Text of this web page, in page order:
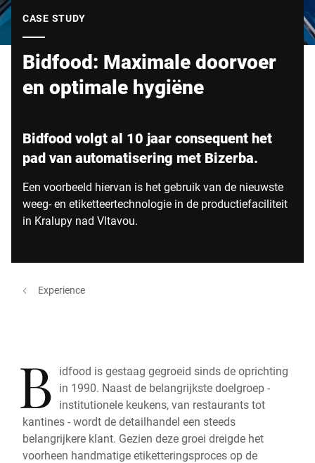
CASE STUDY
Bidfood: Maximale doorvoer
en optimale hygiëne
Bidfood volgt al 10 jaar consequent het
pad van automatisering met Bizerba.
Een voorbeeld hiervan is het gebruik van de nieuwste
weeg- en etiketteertechnologie in de productiefaciliteit
in Kralupy nad Vltavou.
Experience
B idfood is gestaag gegroeid sinds de oprichting
in 1990. Naast de belangrijkste doelgroep -
institutionele keukens, van restaurants tot
kantines - wordt de detailhandel een steeds
belangrijkere klant. Gezien deze groei dreigde het
voorheen handmatige etiketteringsproces op de